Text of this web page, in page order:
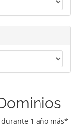
1 año más*